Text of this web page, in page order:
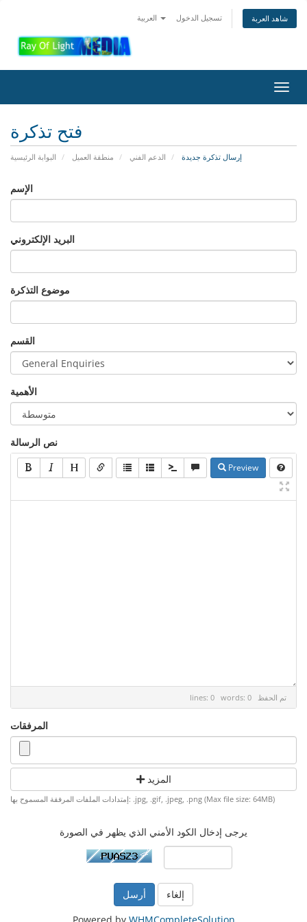
تسجيل الدخول شاهد العربة
فتح تذكرة
البوابة الرئيسية منطقة العميل الدعم الفني إرسال تذكرة جديدة
الإسم
البريد الإلكتروني
موضوع التذكرة
القسم
الأهمية
نص الرسالة
Preview
lines: 0 words: 0 تم الحفظ
المرفقات
المزيد
إمتدادات الملفات المرفقة المسموح بها: .jpg, .gif, .jpeg, .png (Max file size: 64MB)
يرجى إدخال الكود الأمني الذي يظهر في الصورة
إلغاء